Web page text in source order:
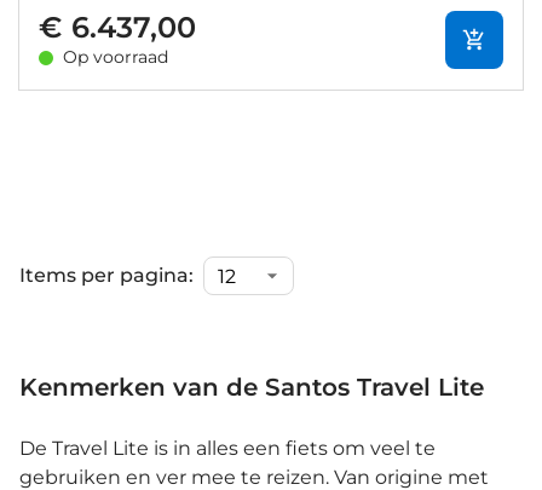
€ 6.437,00
Op voorraad
Items per pagina:
Kenmerken van de Santos Travel Lite
De Travel Lite is in alles een fiets om veel te
gebruiken en ver mee te reizen. Van origine met